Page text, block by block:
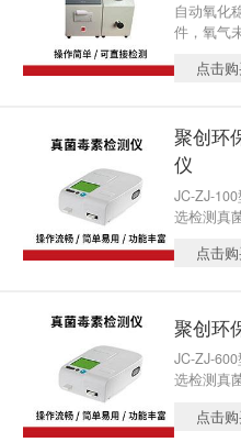
自动氧化
件，氧气
阻碍作用
程的氧压
脂氧化的
体或液体
食品，不
点击
聚创环
仪
JC-ZJ-
选检测真
检测模块
点击
聚创环
JC-ZJ-
选检测真
检测模块
点击